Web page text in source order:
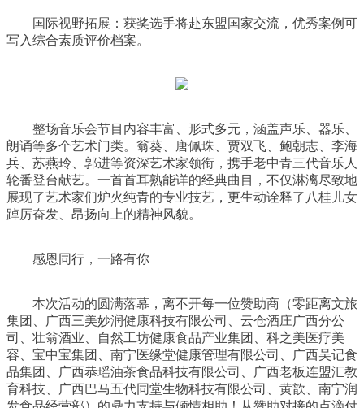
国际视野拓展：获奖选手将赴东盟国家交流，优秀案例可
写入综合素质评价档案。
整场音乐会节目内容丰富、形式多元，涵盖声乐、器乐、
朗诵等多个艺术门类。翁葵、唐佩珠、贾双飞、鲍朝志、李海
兵、苏燕玲、郭进等资深艺术家领衔，携手老中青三代音乐人
轮番登台献艺。一首首耳熟能详的经典曲目，不仅淋漓尽致地
展现了艺术家们炉火纯青的专业技艺，更生动诠释了八桂儿女
踔厉奋发、昂扬向上的精神风貌。
感恩同行，一路有你
本次活动的圆满落幕，离不开每一位赞助商（零距离文旅
集团、广西三美妙润健康科技有限公司、云仓酒庄广西分公
司、壮翁酒业、自然工坊健康食品产业集团、科之美医疗美
容、宝中宝集团、南宁医缘堂健康管理有限公司、广西吴记食
品集团、广西恭瑶油茶食品科技有限公司、广西老板连盟汇教
育科技、广西巴马五代同堂生物科技有限公司、黄歆、南宁润